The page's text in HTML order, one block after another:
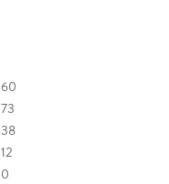
60
73
38
12
0